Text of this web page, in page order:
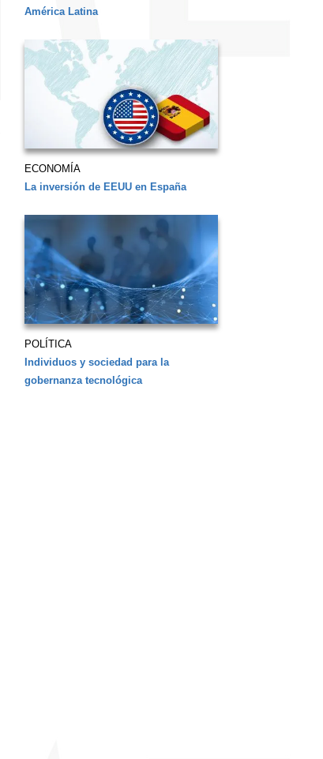
América Latina
ECONOMÍA
La inversión de EEUU en España
POLÍTICA
Individuos y sociedad para la
gobernanza tecnológica